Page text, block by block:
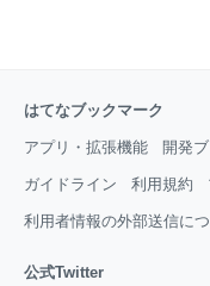
はてなブックマーク
アプリ・拡張機能 開発
ガイドライン 利用規約
利用者情報の外部送信に
公式Twitter